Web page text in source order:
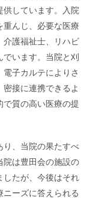
しています。入院
重んじ、必要な医療
介護福祉士、リハビ
でいます。当院と刈
子カルテによりさ
接に連携できるよ
で質の高い医療の提
り、当院の果たすべ
院は豊田会の施設の
したが、今後はそれ
ーズに答えられる